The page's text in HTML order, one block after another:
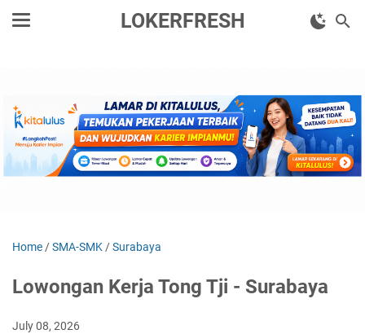
LOKERFRESH
Home /SMA-SMK /Surabaya
Lowongan Kerja Tong Tji - Surabaya
July 08, 2026